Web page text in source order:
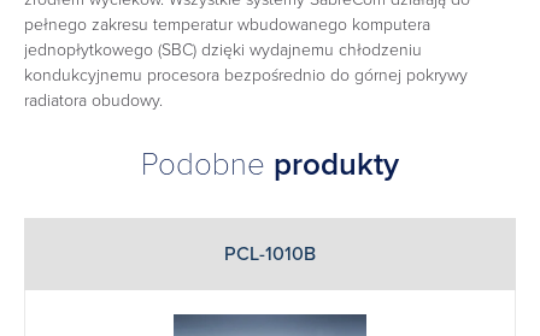
pełnego zakresu temperatur wbudowanego komputera
jednopłytkowego (SBC) dzięki wydajnemu chłodzeniu
kondukcyjnemu procesora bezpośrednio do górnej pokrywy
radiatora obudowy.
Podobne produkty
PCL-1010B